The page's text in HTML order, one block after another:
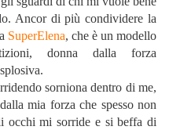
Ancor di più condividere la
SuperElena, che è un modello
donna dalla forza
sorniona dentro di me,
mia forza che spesso non
occhi mi sorride e si beffa di